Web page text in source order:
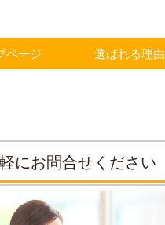
ページ 選ばれる理由
にお問合せください